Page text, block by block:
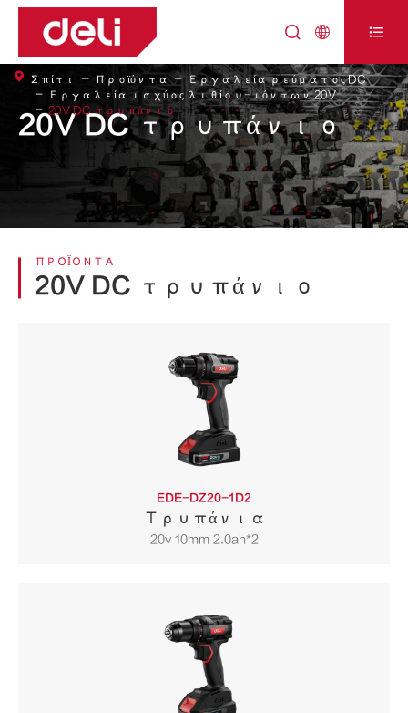
  
20V DC τρυπάνιο
Σπίτι Προϊόντα
Εργαλεία ρεύματος DC
Εργαλεία ισχύος λιθίου-ιόντων 20V
20V DC τρυπάνιο
ΠΡΟΪΌΝΤΑ
20V DC τρυπάνιο
EDE-DZ20-1D2
Τρυπάνια
20v 10mm 2.0ah*2